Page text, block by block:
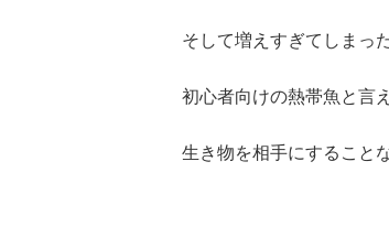
そして増えすぎてしまっ
初心者向けの熱帯魚と言
生き物を相手にすること